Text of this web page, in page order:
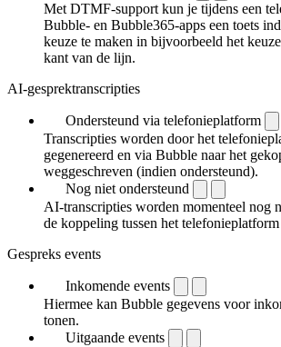
Met DTMF-support kun je tijdens een
Bubble- en Bubble365-apps een toets
keuze te maken in bijvoorbeeld het
kant van de lijn.
AI-gesprektranscripties
Ondersteund via telefonieplatform
Transcripties worden door het
gegenereerd en via Bubble naar het
weggeschreven (indien ondersteund).
Nog niet ondersteund
AI-transcripties worden momenteel nog
de koppeling tussen het
Gespreks events
Inkomende events
Hiermee kan Bubble gegevens voor
tonen.
Uitgaande events